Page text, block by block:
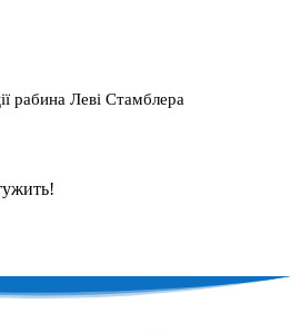
рабина Леві Стамблера